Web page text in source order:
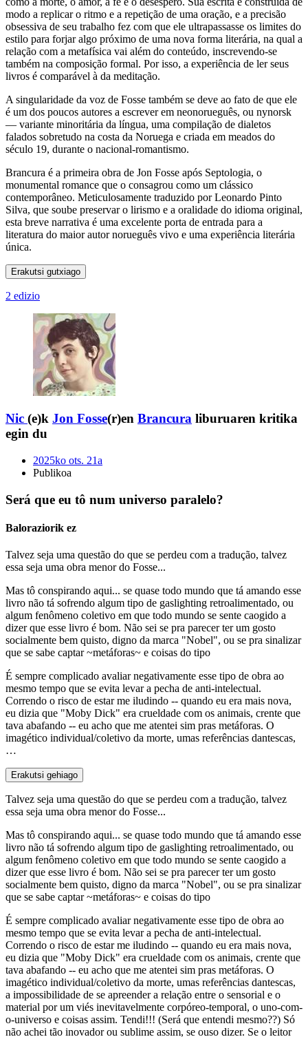
modo a replicar o ritmo e a repetição de uma oração, e a precisão
obsessiva de seu trabalho fez com que ele ultrapassasse os limites do
estilo para forjar algo próximo de uma nova forma literária, na qual a
relação com a metafísica vai além do conteúdo, inscrevendo-se
também na composição formal. Por isso, a experiência de ler seus
livros é comparável à da meditação.
A singularidade da voz de Fosse também se deve ao fato de que ele
é um dos poucos autores a escrever em neonorueguês, ou nynorsk
— variante minoritária da língua, uma compilação de dialetos
falados sobretudo na costa da Noruega e criada em meados do
século 19, durante o nacional-romantismo.
Brancura é a primeira obra de Jon Fosse após Septologia, o
monumental romance que o consagrou como um clássico
contemporâneo. Meticulosamente traduzido por Leonardo Pinto
Silva, que soube preservar o lirismo e a oralidade do idioma original,
esta breve narrativa é uma excelente porta de entrada para a
literatura do maior autor norueguês vivo e uma experiência literária
única.
Erakutsi gutxiago
2 edizio
Nic (e)k Jon Fosse(r)en Brancura liburuaren kritika
egin du
2025ko ots. 21a
Publikoa
Será que eu tô num universo paralelo?
Baloraziorik ez
Talvez seja uma questão do que se perdeu com a tradução, talvez
essa seja uma obra menor do Fosse...
Mas tô conspirando aqui... se quase todo mundo que tá amando esse
livro não tá sofrendo algum tipo de gaslighting retroalimentado, ou
algum fenômeno coletivo em que todo mundo se sente caogido a
dizer que esse livro é bom. Não sei se pra parecer ter um gosto
socialmente bem quisto, digno da marca "Nobel", ou se pra sinalizar
que se sabe captar ~metáforas~ e coisas do tipo
É sempre complicado avaliar negativamente esse tipo de obra ao
mesmo tempo que se evita levar a pecha de anti-intelectual.
Correndo o risco de estar me iludindo -- quando eu era mais nova,
eu dizia que "Moby Dick" era crueldade com os animais, crente que
tava abafando -- eu acho que me atentei sim pras metáforas. O
imagético individual/coletivo da morte, umas referências dantescas,
…
Erakutsi gehiago
Talvez seja uma questão do que se perdeu com a tradução, talvez
essa seja uma obra menor do Fosse...
Mas tô conspirando aqui... se quase todo mundo que tá amando esse
livro não tá sofrendo algum tipo de gaslighting retroalimentado, ou
algum fenômeno coletivo em que todo mundo se sente caogido a
dizer que esse livro é bom. Não sei se pra parecer ter um gosto
socialmente bem quisto, digno da marca "Nobel", ou se pra sinalizar
que se sabe captar ~metáforas~ e coisas do tipo
É sempre complicado avaliar negativamente esse tipo de obra ao
mesmo tempo que se evita levar a pecha de anti-intelectual.
Correndo o risco de estar me iludindo -- quando eu era mais nova,
eu dizia que "Moby Dick" era crueldade com os animais, crente que
tava abafando -- eu acho que me atentei sim pras metáforas. O
imagético individual/coletivo da morte, umas referências dantescas,
a impossibilidade de se apreender a relação entre o sensorial e o
material por um viés inevitavelmente corpóreo-temporal, o uno-com-
o-universo e coisas assim. Tendi!!! (Será que entendi mesmo??) Só
não achei tão inovador ou sublime assim, se ouso dizer. Se o leitor